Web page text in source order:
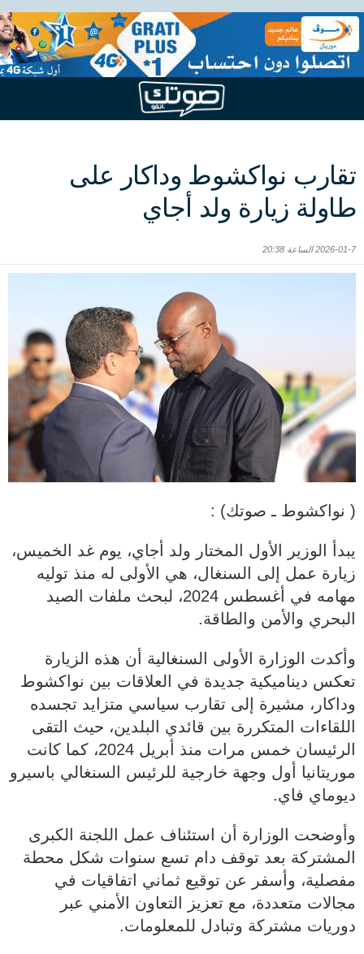
تقارب نواكشوط وداكار على
طاولة زيارة ولد أجاي
2026-01-7 الساعة 20:38
( نواكشوط ـ صوتك) :
يبدأ الوزير الأول المختار ولد أجاي، يوم غد الخميس،
زيارة عمل إلى السنغال، هي الأولى له منذ توليه
مهامه في أغسطس 2024، لبحث ملفات الصيد
البحري والأمن والطاقة.
وأكدت الوزارة الأولى السنغالية أن هذه الزيارة
تعكس ديناميكية جديدة في العلاقات بين نواكشوط
وداكار، مشيرة إلى تقارب سياسي متزايد تجسده
اللقاءات المتكررة بين قائدي البلدين، حيث التقى
الرئيسان خمس مرات منذ أبريل 2024، كما كانت
موريتانيا أول وجهة خارجية للرئيس السنغالي باسيرو
ديوماي فاي.
وأوضحت الوزارة أن استئناف عمل اللجنة الكبرى
المشتركة بعد توقف دام تسع سنوات شكل محطة
مفصلية، وأسفر عن توقيع ثماني اتفاقيات في
مجالات متعددة، مع تعزيز التعاون الأمني عبر
دوريات مشتركة وتبادل للمعلومات.